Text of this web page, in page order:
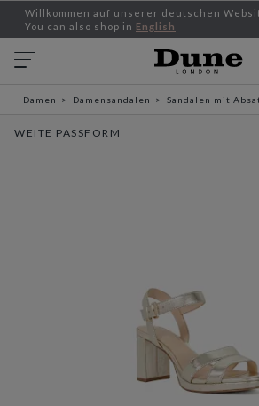
Willkommen auf unserer deutschen
You can also shop in English
Damen Damensandalen Sandalen mit
WEITE PASSFORM